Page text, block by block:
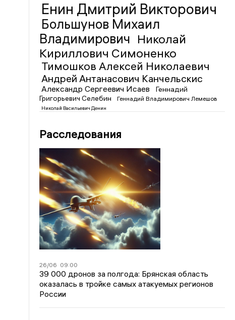
Енин Дмитрий Викторович
Большунов Михаил
Владимирович Николай
Кириллович Симоненко
Тимошков Алексей Николаевич
Андрей Антанасович Канчельскис
Александр Сергеевич Исаев
Геннадий
Григорьевич Селебин
Геннадий Владимирович Лемешов
Николай Васильевич Денин
Расследования
26/06 09:00
39 000 дронов за полгода: Брянская область
оказалась в тройке самых атакуемых регионов
России